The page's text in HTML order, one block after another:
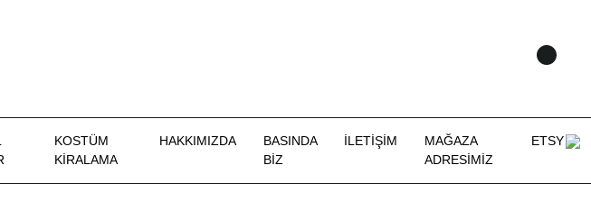
KOSTÜM
KIRALAMA
HAKKIMIZDA
BASINDA
BİZ
İLETİŞİM
MAĞAZA
ADRESİMİZ
ETSY